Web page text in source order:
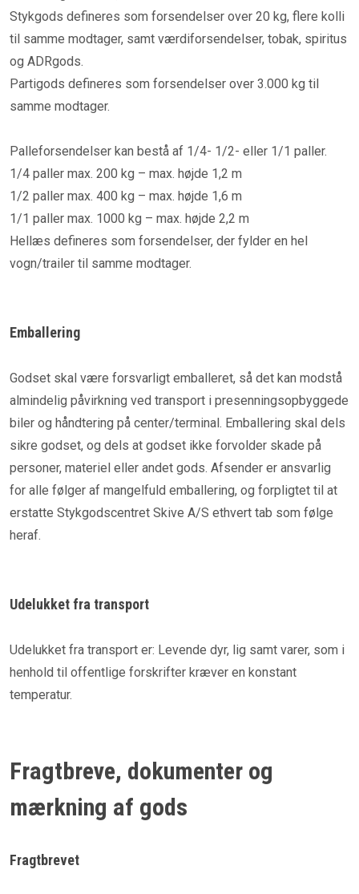
Stykgods defineres som forsendelser over 20 kg, flere kolli
til samme modtager, samt værdiforsendelser, tobak, spiritus
og ADRgods.
Partigods defineres som forsendelser over 3.000 kg til
samme modtager.
Palleforsendelser kan bestå af 1/4- 1/2- eller 1/1 paller.
1/4 paller max. 200 kg – max. højde 1,2 m
1/2 paller max. 400 kg – max. højde 1,6 m
1/1 paller max. 1000 kg – max. højde 2,2 m
Hellæs defineres som forsendelser, der fylder en hel
vogn/trailer til samme modtager.
Emballering
Godset skal være forsvarligt emballeret, så det kan modstå
almindelig påvirkning ved transport i presenningsopbyggede
biler og håndtering på center/terminal. Emballering skal dels
sikre godset, og dels at godset ikke forvolder skade på
personer, materiel eller andet gods. Afsender er ansvarlig
for alle følger af mangelfuld emballering, og forpligtet til at
erstatte Stykgodscentret Skive A/S ethvert tab som følge
heraf.
Udelukket fra transport
Udelukket fra transport er: Levende dyr, lig samt varer, som i
henhold til offentlige forskrifter kræver en konstant
temperatur.
Fragtbreve, dokumenter og
mærkning af gods
Fragtbrevet